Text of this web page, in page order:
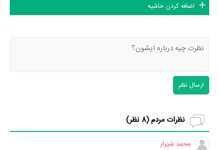
اضافه کردن حاشیه
ارسال نظر
نظرات مردم (8 نظر)
محمد شیراز